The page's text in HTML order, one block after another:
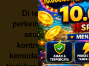
Di tengah
perkembangan
secara gratis di
kontroversial.
kemudahan akses,